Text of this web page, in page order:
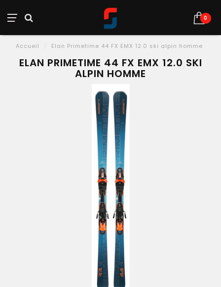
0
Accueil Elan Primetime 44 FX EMX 12.0 ski alpin homme
ELAN PRIMETIME 44 FX EMX 12.0 SKI
ALPIN HOMME